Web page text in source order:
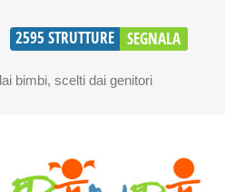
2595 STRUTTURE SEGNALA
bimbi, scelti dai genitori